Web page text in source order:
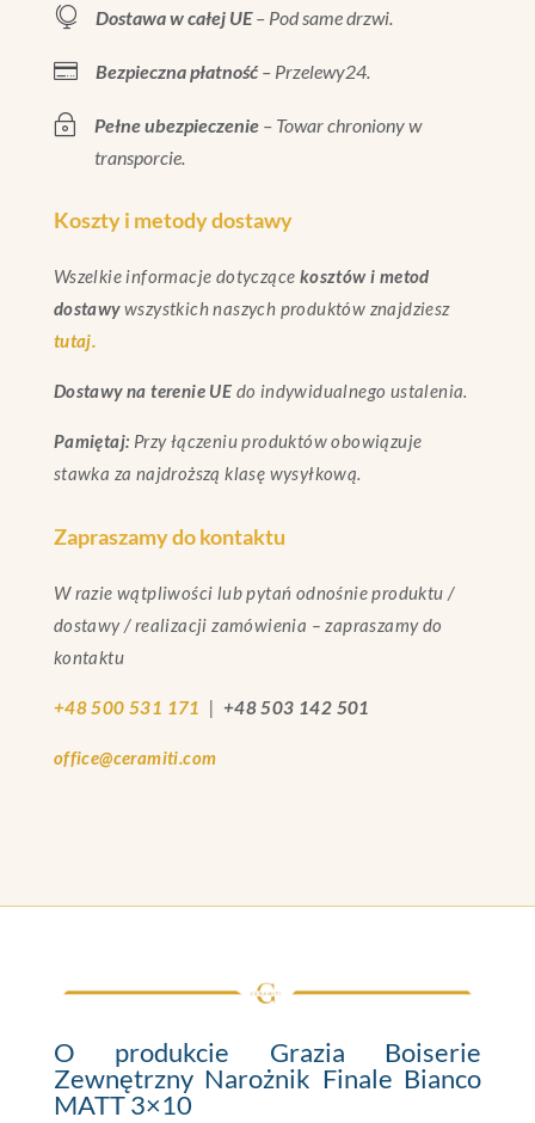
 Dostawa w całej UE– Pod same drzwi.
 Bezpieczna płatność– Przelewy24.
~ Pełne ubezpieczenie– Towar chroniony w
transporcie.
Koszty i metody dostawy
Wszelkie informacje dotyczące kosztów i metod
dostawywszystkich naszych produktów znajdziesz
tutaj.
Dostawy na terenie UE do indywidualnego ustalenia.
Pamiętaj: Przy łączeniu produktów obowiązuje
stawka za najdroższą klasę wysyłkową.
Zapraszamy do kontaktu
W razie wątpliwości lub pytań odnośnie produktu /
dostawy / realizacji zamówienia – zapraszamy do
kontaktu
+48 500 531 171 | +48 503 142 501
office@ceramiti.com
O produkcie Grazia Boiserie
Zewnętrzny Narożnik Finale Bianco
MATT 3×10